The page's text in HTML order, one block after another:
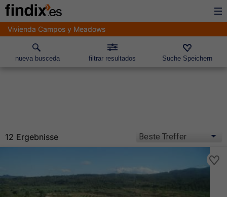
Vivienda Campos y Meadows
nueva busceda filtrar resultados Suche Speichern
12 Ergebnisse